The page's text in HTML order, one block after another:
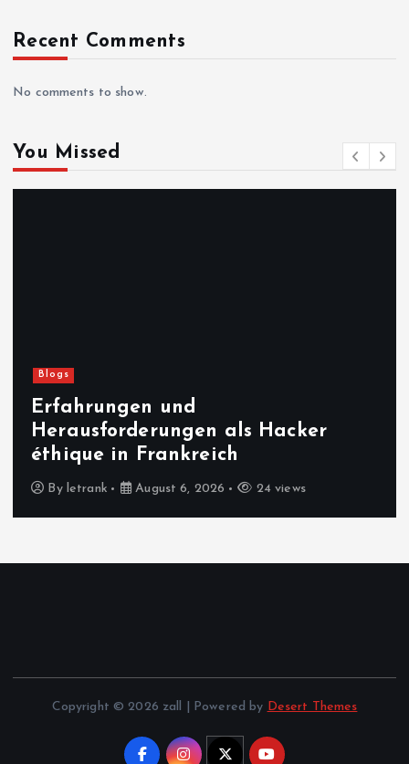
Recent Comments
No comments to show.
You Missed
Blogs
Erfahrungen und
Herausforderungen als Hacker
éthique in Frankreich
By letrank August 6, 2026 24 views
Copyright © 2026 zall | Powered by Desert Themes